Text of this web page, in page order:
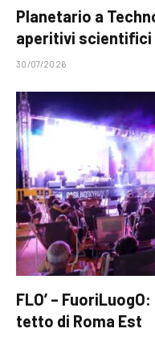
Planetario a
aperitivi scientifici
30/07/2026
FLO’ –
tetto di Roma Est